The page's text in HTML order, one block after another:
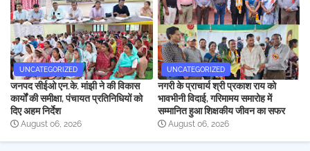
UNCATEGORIZED
जनपद सीईओ एन.के. मांझी ने की विकास
कार्यों की समीक्षा, पंचायत प्रतिनिधियों को
दिए अहम निर्देश
August 06, 2026
UNCATEGORIZED
नगरी के प्राचार्य श्री प्रकाश राय को
भावभीनी विदाई, गरिमामय समारोह में
सम्मानित हुआ शिक्षकीय जीवन का सफर
August 06, 2026